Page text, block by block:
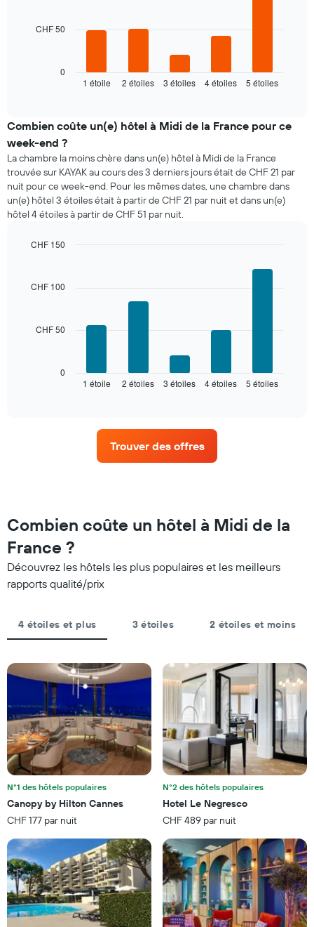
dessous
moyen
d'une
chambre
pour
ce
soir,
calculé
sur
et
nombre
graphique,
le
graphique,
1
axe
indiquent
prix
moyen
pour
ce
trouvé
au
cours
des
3
derniers
jours
1 étoile 2 étoiles 3 étoiles 4 étoiles 5 étoiles
0
CHF 50
Combien coûte un(e) hôtel à Midi de la France pour ce
week-end ?
La chambre la moins chère dans un(e) hôtel à Midi de la France
trouvée sur KAYAK au cours des 3 derniers jours était de CHF 21 par
nuit pour ce week-end. Pour les mêmes dates, une chambre dans
un(e) hôtel 3 étoiles était à partir de CHF 21 par nuit et dans un(e)
hôtel 4 étoiles à partir de CHF 51 par nuit.
with
dessous
calculé
sur
les
derniers
jours
par
nombre
Sur
le
graphique,
1
axe
X
indiquent
les
catégories
d'hôtels
par
étoiles.
Sur
le
graphique,
1
axe
Y
indiquent
le
1 étoile 2 étoiles 3 étoiles 4 étoiles 5 étoiles
0
CHF 50
CHF 100
CHF 150
Trouver des offres
Combien coûte un hôtel à Midi de la
France ?
Découvrez les hôtels les plus populaires et les meilleurs
rapports qualité/prix
4 étoiles et plus 3 étoiles 2 étoiles et moins
N°1 des hôtels populaires
Canopy by Hilton Cannes
CHF 177 par nuit
N°2 des hôtels populaires
Hotel Le Negresco
CHF 489 par nuit